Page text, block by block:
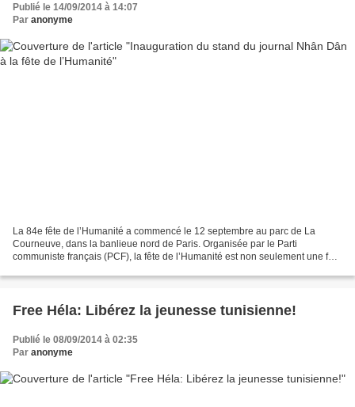
Publié le 14/09/2014 à 14:07
Par anonyme
La 84e fête de l’Humanité a commencé le 12 septembre au parc de La
Courneuve, dans la banlieue nord de Paris. Organisée par le Parti
communiste français (PCF), la fête de l’Humanité est non seulement une fête
Free Héla: Libérez la jeunesse tunisienne!
Publié le 08/09/2014 à 02:35
Par anonyme